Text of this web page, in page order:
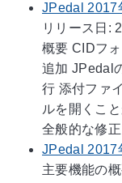
JPedal 2017
リリース日:
概要 CIDフ
追加 JPedal
行 添付ファ
ルを開くこ
全般的な修
JPedal 2017
主要機能の